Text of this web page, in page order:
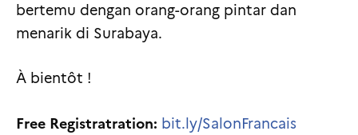
bertemu dengan orang-orang pintar dan
menarik di Surabaya.
À bientôt !
Free Registratration: bit.ly/SalonFrancais